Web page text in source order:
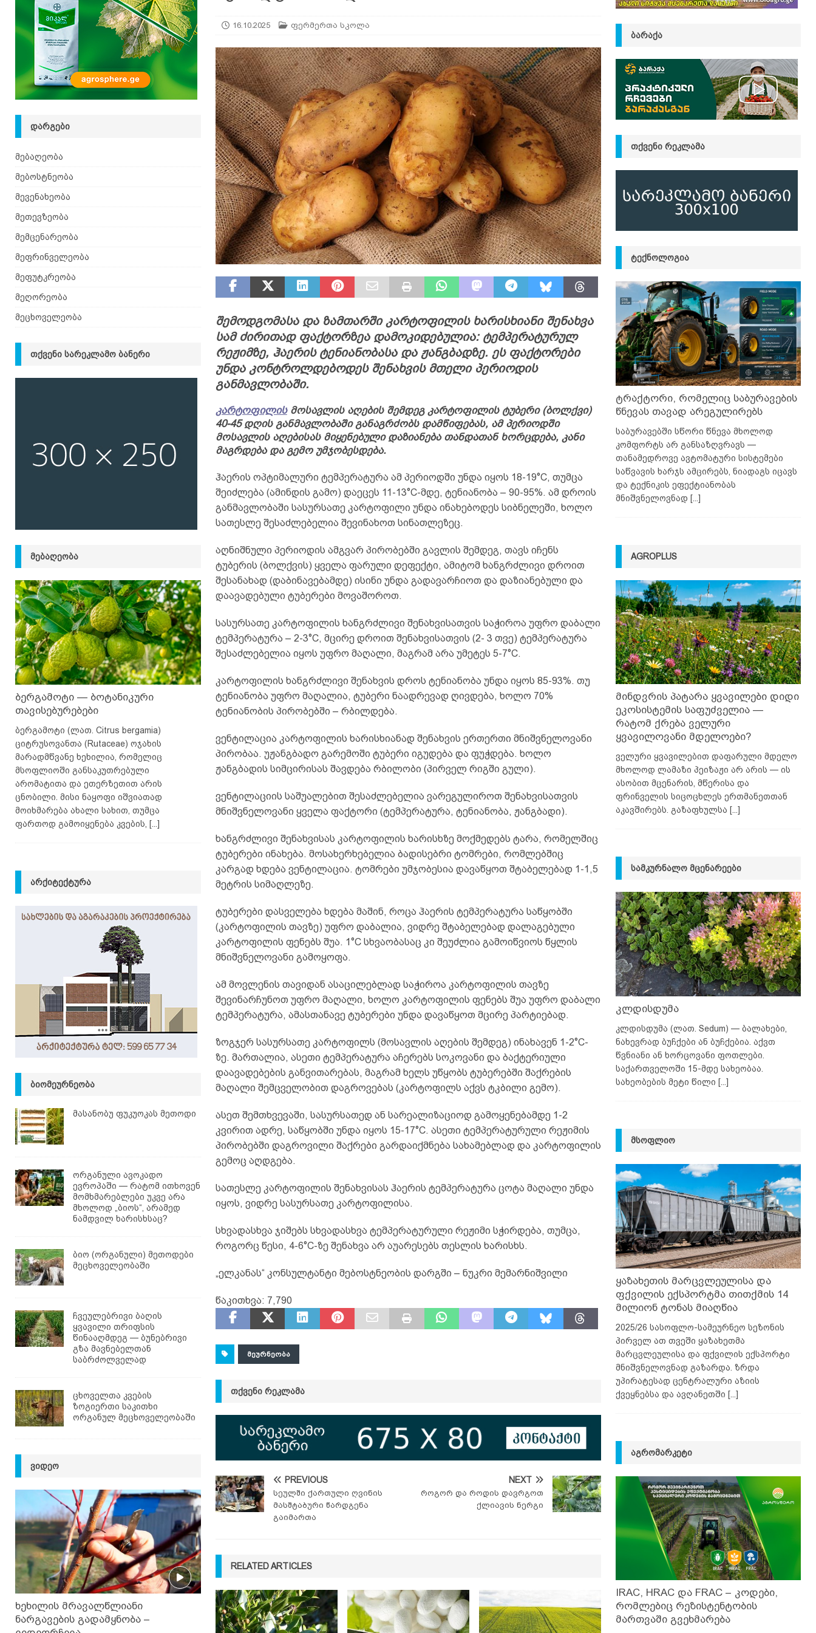
[ 08.08.2026 ] დედა ფუტკრების ხელოვნური გამოყვანა – რამდენიმე მეთოდი
16.10.2025 ფერმერთა სკოლა
შემოდგომასა და ზამთარში კარტოფილის ხარისხიანი შენახვა
სამ ძირითად ფაქტორზეა დამოკიდებულია: ტემპერატურულ
რეჟიმზე, ჰაერის ტენიანობასა და ჟანგბადზე. ეს ფაქტორები
უნდა კონტროლდებოდეს შენახვის მთელი პერიოდის
განმავლობაში.
კარტოფილისმოსავლის აღების შემდეგ კარტოფილის ტუბერი (ბოლქვი)
40-45 დღის განმავლობაში განაგრძობს დამწიფებას, ამ პერიოდში
მოსავლის აღებისას მიყენებული დაზიანება თანდათან ხორცდება, კანი
მაგრდება და გემო უმჯობესდება.
ჰაერის ოპტიმალური ტემპერატურა ამ პერიოდში უნდა იყოს 18-19°C, თუმცა
შეიძლება (ამინდის გამო) დაეცეს 11-13°C-მდე, ტენიანობა – 90-95%. ამ დროის
განმავლობაში სასურსათე კარტოფილი უნდა ინახებოდეს სიბნელეში, ხოლო
სათესლე შესაძლებელია შევინახოთ სინათლეზეც.
აღნიშნული პერიოდის ამგვარ პირობებში გავლის შემდეგ, თავს იჩენს
ტუბერის (ბოლქვის) ყველა ფარული დეფექტი, ამიტომ ხანგრძლივი დროით
შესანახად (დაბინავებამდე) ისინი უნდა გადავარჩიოთ და დაზიანებული და
დაავადებული ტუბერები მოვაშოროთ.
სასურსათე კარტოფილის ხანგრძლივი შენახვისათვის საჭიროა უფრო დაბალი
ტემპერატურა – 2-3°C, მცირე დროით შენახვისათვის (2- 3 თვე) ტემპერატურა
შესაძლებელია იყოს უფრო მაღალი, მაგრამ არა უმეტეს 5-7°C.
კარტოფილის ხანგრძლივი შენახვის დროს ტენიანობა უნდა იყოს 85-93%. თუ
ტენიანობა უფრო მაღალია, ტუბერი ნაადრევად ღივდება, ხოლო 70%
ტენიანობის პირობებში – რბილდება.
ვენტილაცია კარტოფილის ხარისხიანად შენახვის ერთერთი მნიშვნელოვანი
პირობაა. უჟანგბადო გარემოში ტუბერი იგუდება და ფუჭდება. ხოლო
ჟანგბადის სიმცირისას შავდება რბილობი (პირველ რიგში გული).
ვენტილაციის საშუალებით შესაძლებელია ვარეგულიროთ შენახვისათვის
მნიშვნელოვანი ყველა ფაქტორი (ტემპერატურა, ტენიანობა, ჟანგბადი).
ხანგრძლივი შენახვისას კარტოფილის ხარისხზე მოქმედებს ტარა, რომელშიც
ტუბერები ინახება. მოსახერხებელია ბადისებრი ტომრები, რომლებშიც
კარგად ხდება ვენტილაცია. ტომრები უმჯობესია დავაწყოთ შტაბელებად 1-1,5
მეტრის სიმაღლეზე.
ტუბერები დასველება ხდება მაშინ, როცა ჰაერის ტემპერატურა საწყობში
(კარტოფილის თავზე) უფრო დაბალია, ვიდრე შტაბელებად დალაგებული
კარტოფილის ფენებს შუა. 1°C სხვაობასაც კი შეუძლია გამოიწვიოს წყლის
მნიშვნელოვანი გამოყოფა.
ამ მოვლენის თავიდან ასაცილებლად საჭიროა კარტოფილის თავზე
შევინარჩუნოთ უფრო მაღალი, ხოლო კარტოფილის ფენებს შუა უფრო დაბალი
ტემპერატურა, ამასთანავე ტუბერები უნდა დავაწყოთ მცირე პარტიებად.
ზოგჯერ სასურსათე კარტოფილს (მოსავლის აღების შემდეგ) ინახავენ 1-2°C-
ზე. მართალია, ასეთი ტემპერატურა აჩერებს სოკოვანი და ბაქტერიული
დაავადებების განვითარებას, მაგრამ ხელს უწყობს ტუბერებში შაქრების
მაღალი შემცველობით დაგროვებას (კარტოფილს აქვს ტკბილი გემო).
ასეთ შემთხვევაში, სასურსათედ ან სარეალიზაციოდ გამოყენებამდე 1-2
კვირით ადრე, საწყობში უნდა იყოს 15-17°C. ასეთი ტემპერატურული რეჟიმის
პირობებში დაგროვილი შაქრები გარდაიქმნება სახამებლად და კარტოფილის
გემოც აღდგება.
სათესლე კარტოფილის შენახვისას ჰაერის ტემპერატურა ცოტა მაღალი უნდა
იყოს, ვიდრე სასურსათე კარტოფილისა.
სხვადასხვა ჯიშებს სხვადასხვა ტემპერატურული რეჟიმი სჭირდება, თუმცა,
როგორც წესი, 4-6°C-ზე შენახვა არ აუარესებს თესლის ხარისხს.
„ელკანას“ კონსულტანტი მებოსტნეობის დარგში – ნუკრი მემარნიშვილი
წაკითხვა: 7,790
ᲛᲔᲣᲠᲜᲔᲝᲑᲐ
ᲗᲥᲕᲔᲜᲘ ᲠᲔᲙᲚᲐᲛᲐ
PREVIOUS
სეულში ქართული ღვინის
მასშტაბური წარდგენა
გაიმართა
NEXT
როგორ და როდის დავრგოთ
ქლიავის ნერგი
RELATED ARTICLES
ᲓᲐᲠᲒᲔᲑᲘ
მებაღეობა
მებოსტნეობა
მევენახეობა
მეთევზეობა
მემცენარეობა
მეფრინველეობა
მეფუტკრეობა
მეღორეობა
მეცხოველეობა
ᲗᲥᲕᲔᲜᲘ ᲡᲐᲠᲔᲙᲚᲐᲛᲝ ᲑᲐᲜᲔᲠᲘ
ᲛᲔᲑᲐᲦᲔᲝᲑᲐ
ბერგამოტი — ბოტანიკური
თავისებურებები
ბერგამოტი (ლათ. Citrus bergamia)
ციტრუსოვანთა (Rutaceae) ოჯახის
მარადმწვანე ხეხილია, რომელიც
მსოფლიოში განსაკუთრებული
არომატითა და ეთერზეთით არის
ცნობილი. მისი ნაყოფი იშვიათად
მოიხმარება ახალი სახით, თუმცა
ფართოდ გამოიყენება კვების,
[...]
ᲐᲠᲥᲘᲢᲔᲥᲢᲣᲠᲐ
ᲑᲘᲝᲛᲔᲣᲠᲜᲔᲝᲑᲐ
მასანობუ ფუკუოკას მეთოდი
ორგანული ავოკადო
ევროპაში — რატომ ითხოვენ
მომხმარებლები უკვე არა
მხოლოდ „ბიოს“, არამედ
ნამდვილ ხარისხსაც?
ბიო (ორგანული) მეთოდები
მეცხოველეობაში
ჩვეულებრივი ბაღის
ყვავილი თრიფსის
წინააღმდეგ — ბუნებრივი
გზა მავნებელთან
საბრძოლველად
ცხოველთა კვების
ზოგიერთი საკითხი
ორგანულ მეცხოველეობაში
ᲕᲘᲓᲔᲝ
ხეხილის მრავალწლიანი
ნარგავების გადამყნობა –
ᲑᲐᲠᲐᲥᲐ
ᲗᲥᲕᲔᲜᲘ ᲠᲔᲙᲚᲐᲛᲐ
ᲢᲔᲥᲜᲝᲚᲝᲒᲘᲐ
ტრაქტორი, რომელიც საბურავების
წნევას თავად არეგულირებს
საბურავებში სწორი წნევა მხოლოდ
კომფორტს არ განსაზღვრავს —
თანამედროვე ავტომატური სისტემები
საწვავის ხარჯს ამცირებს, ნიადაგს იცავს
და ტექნიკის ეფექტიანობას
მნიშვნელოვნად [...]
AGROPLUS
მინდვრის პატარა ყვავილები დიდი
ეკოსისტემის საფუძველია —
რატომ ქრება ველური
ყვავილოვანი მდელოები?
ველური ყვავილებით დაფარული მდელო
მხოლოდ ლამაზი პეიზაჟი არ არის — ის
ასობით მცენარის, მწერისა და
ფრინველის სიცოცხლეს ერთმანეთთან
აკავშირებს. გაზაფხულსა [...]
ᲡᲐᲛᲙᲣᲠᲜᲐᲚᲝ ᲛᲪᲔᲜᲐᲠᲔᲔᲑᲘ
კლდისდუმა
კლდისდუმა (ლათ. Sedum) — ბალახები,
ნახევრად ბუჩქები ან ბუჩქებია. აქვთ
წვნიანი ან ხორცოვანი ფოთლები.
საქართველოში 15-მდე სახეობაა.
სახეობების მეტი წილი [...]
ᲛᲡᲝᲤᲚᲘᲝ
ყაზახეთის მარცვლეულისა და
ფქვილის ექსპორტმა თითქმის 14
მილიონ ტონას მიაღწია
2025/26 სასოფლო-სამეურნეო სეზონის
პირველ ათ თვეში ყაზახეთმა
მარცვლეულისა და ფქვილის ექსპორტი
მნიშვნელოვნად გაზარდა. ზრდა
უპირატესად ცენტრალური აზიის
ქვეყნებსა და ავღანეთში [...]
ᲐᲒᲠᲝᲛᲐᲠᲙᲔᲢᲘ
IRAC, HRAC და FRAC – კოდები,
რომლებიც რეზისტენტობის
მართვაში გვეხმარება